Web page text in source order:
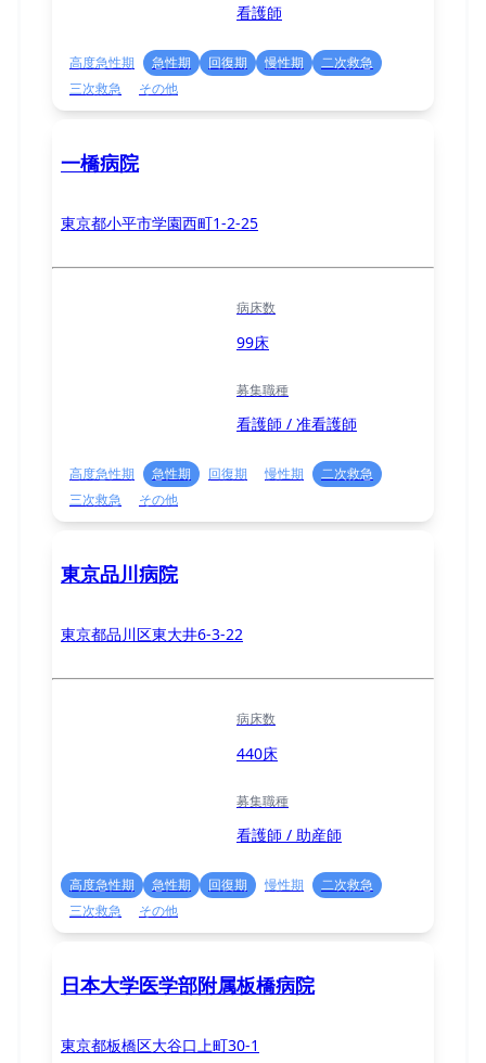
看護師
高度急性期 急性期 回復期 慢性期
二次救急
三次救急
その他
一橋病院
東京都小平市学園西町1-2-25
病床数
99床
募集職種
看護師 / 准看護師
高度急性期 急性期 回復期 慢性期
二次救急
三次救急
その他
東京品川病院
東京都品川区東大井6-3-22
病床数
440床
募集職種
看護師 / 助産師
高度急性期 急性期 回復期 慢性期
二次救急
三次救急
その他
日本大学医学部附属板橋病院
東京都板橋区大谷口上町30-1